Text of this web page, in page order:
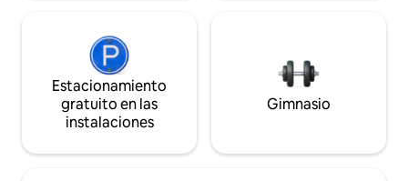
Estacionamiento
gratuito en las
instalaciones
Gimnasio